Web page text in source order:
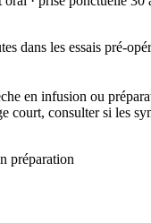
dans les essais pré-
en infusion ou
court, consulter si les
préparation